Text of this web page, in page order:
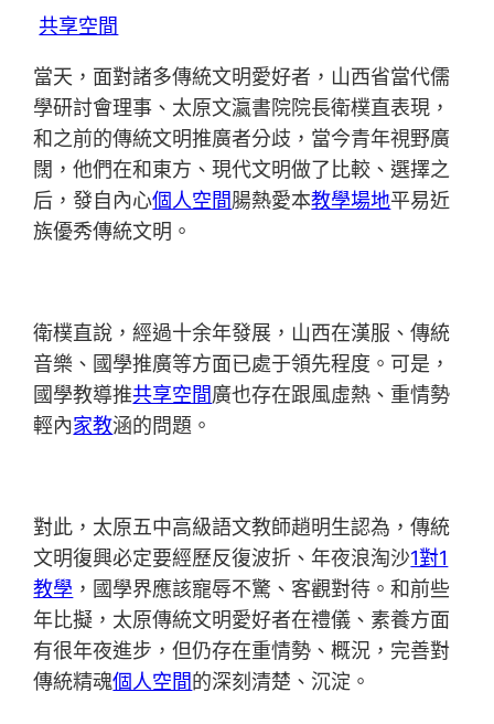
共享空間
當天，面對諸多傳統文明愛好者，山西省當代儒
學研討會理事、太原文瀛書院院長衛樸直表現，
和之前的傳統文明推廣者分歧，當今青年視野廣
闊，他們在和東方、現代文明做了比較、選擇之
后，發自內心個人空間腸熱愛本教學場地平易近
族優秀傳統文明。
衛樸直說，經過十余年發展，山西在漢服、傳統
音樂、國學推廣等方面已處于領先程度。可是，
國學教導推共享空間廣也存在跟風虛熱、重情勢
輕內家教涵的問題。
對此，太原五中高級語文教師趙明生認為，傳統
文明復興必定要經歷反復波折、年夜浪淘沙1對1
教學 ，國學界應該寵辱不驚、客觀對待。和前些
年比擬，太原傳統文明愛好者在禮儀、素養方面
有很年夜進步，但仍存在重情勢、概況，完善對
傳統精魂個人空間的深刻清楚、沉淀。